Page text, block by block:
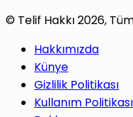
© Telif Hakkı 2026,
Hakkımızda
Künye
Gizlilik Politikası
Kullanım Politikası